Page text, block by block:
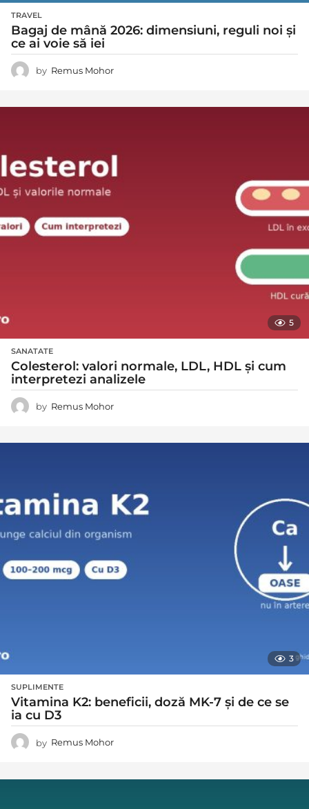
TRAVEL
Bagaj de mână 2026: dimensiuni, reguli noi și
ce ai voie să iei
by Remus Mohor
5
SANATATE
Colesterol: valori normale, LDL, HDL și cum
interpretezi analizele
by Remus Mohor
3
SUPLIMENTE
Vitamina K2: beneficii, doză MK-7 și de ce se
ia cu D3
by Remus Mohor